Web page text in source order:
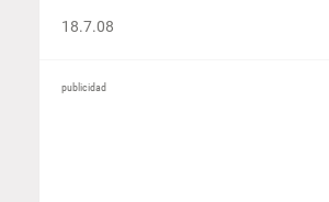
18.7.08
publicidad